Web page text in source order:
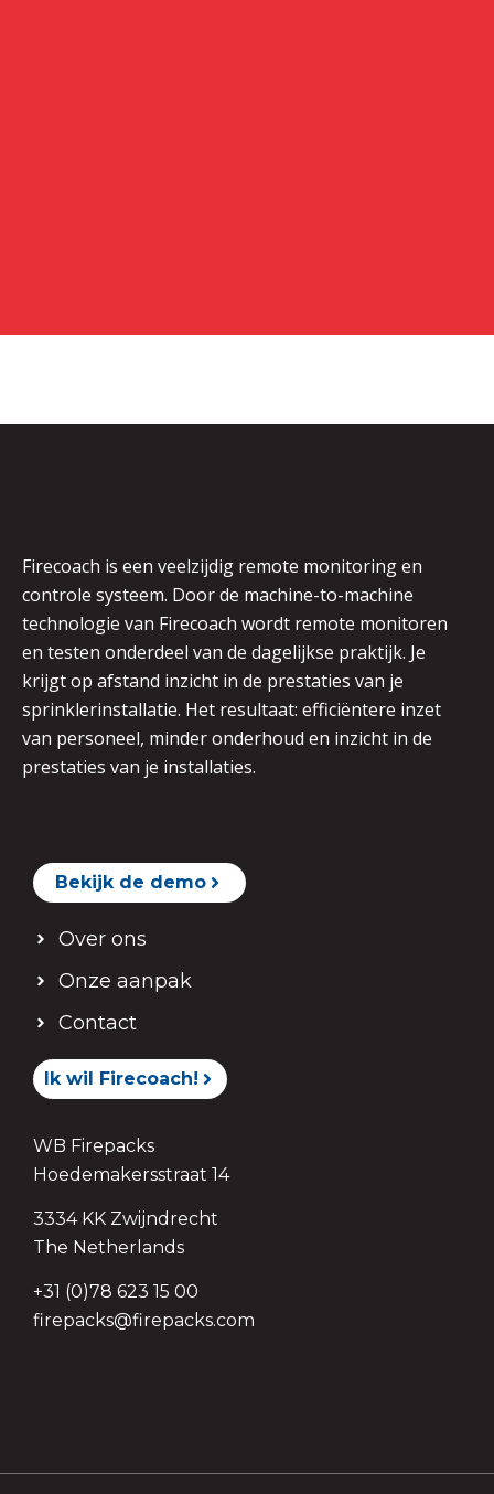
Firecoach is een veelzijdig remote monitoring en
controle systeem. Door de machine-to-machine
technologie van Firecoach wordt remote monitoren
en testen onderdeel van de dagelijkse praktijk. Je
krijgt op afstand inzicht in de prestaties van je
sprinklerinstallatie. Het resultaat: efficiëntere inzet
van personeel, minder onderhoud en inzicht in de
prestaties van je installaties.
Bekijk de demo
Over ons
Onze aanpak
Contact
Ik wil Firecoach!
WB Firepacks
Hoedemakersstraat 14
3334 KK Zwijndrecht
The Netherlands
+31 (0)78 623 15 00
firepacks@firepacks.com